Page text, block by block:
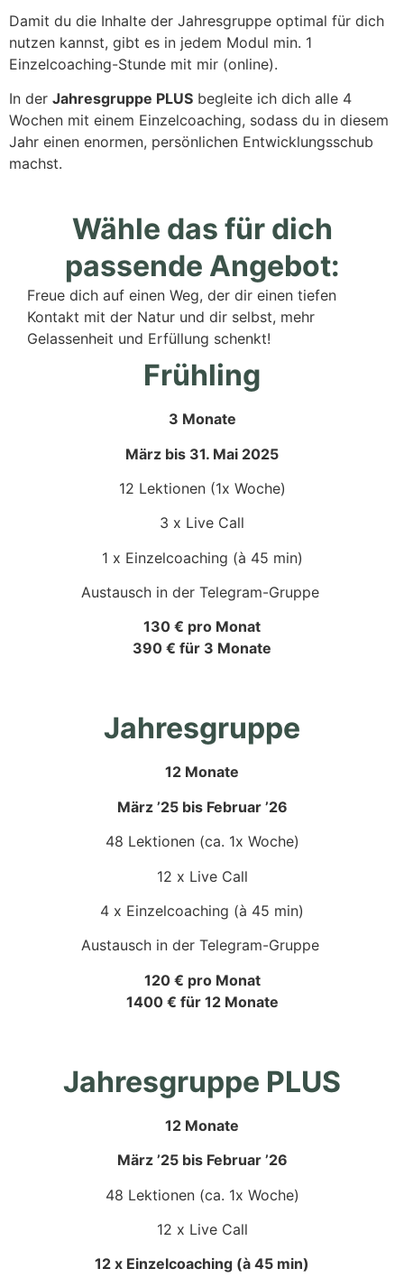
Damit du die Inhalte der Jahresgruppe optimal für dich
nutzen kannst, gibt es in jedem Modul min. 1
Einzelcoaching-Stunde mit mir (online).
In der Jahresgruppe PLUS begleite ich dich alle 4
Wochen mit einem Einzelcoaching, sodass du in diesem
Jahr einen enormen, persönlichen Entwicklungsschub
machst.
Wähle das für dich
passende Angebot:
Freue dich auf einen Weg, der dir einen tiefen
Kontakt mit der Natur und dir selbst, mehr
Gelassenheit und Erfüllung schenkt!
Frühling
3 Monate
März bis 31. Mai 2025
12 Lektionen (1x Woche)
3 x Live Call
1 x Einzelcoaching (à 45 min)
Austausch in der Telegram-Gruppe
130 € pro Monat
390 € für 3 Monate
Jahresgruppe
12 Monate
März ’25 bis Februar ’26
48 Lektionen (ca. 1x Woche)
12 x Live Call
4 x Einzelcoaching (à 45 min)
Austausch in der Telegram-Gruppe
120 € pro Monat
1400 € für 12 Monate
Jahresgruppe PLUS
12 Monate
März ’25 bis Februar ’26
48 Lektionen (ca. 1x Woche)
12 x Live Call
12 x Einzelcoaching (à 45 min)